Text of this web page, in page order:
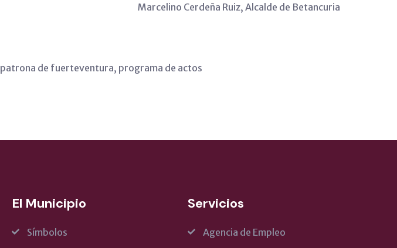
Marcelino Cerdeña Ruiz, Alcalde de Betancuria
patrona de fuerteventura, programa de actos
El Municipio
Símbolos
Servicios
Agencia de Empleo